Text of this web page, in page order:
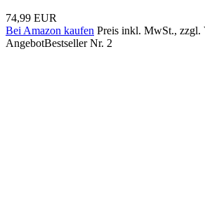
74,99 EUR
Bei Amazon kaufen Preis inkl. MwSt., zzgl.
AngebotBestseller Nr. 2